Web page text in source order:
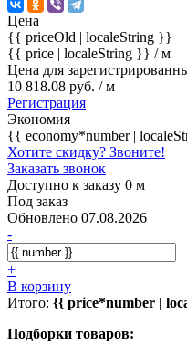
Цена
{{ priceOld | localeString }}
{{ price | localeString }} / м
Цена для
10 818.08 руб. / м
Регистрация
Экономия
{{ economy*number |
Хотите скидку? Звоните!
Заказать звонок
Доступно к заказу 0 м
Под заказ
Обновлено 07.08.2026
-
+
В корзину
Итого: {{ price*number |
Подборки товаров: